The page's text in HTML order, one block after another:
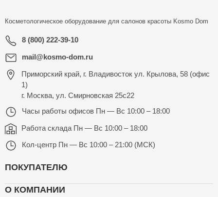
Косметологическое оборудование для салонов красоты Kosmo Dom
8 (800) 222-39-10
mail@kosmo-dom.ru
Приморский край, г. Владивосток ул. Крылова, 58 (офис
1)
г. Москва, ул. Смирновская 25с22
Часы работы офисов Пн — Вс 10:00 – 18:00
Работа склада Пн — Вс 10:00 – 18:00
Кол-центр Пн — Вс 10:00 – 21:00 (МСК)
ПОКУПАТЕЛЮ
О КОМПАНИИ